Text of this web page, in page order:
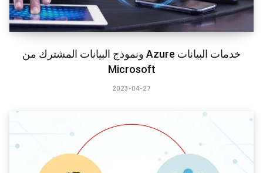
خدمات البيانات Azure ونموذج البيانات المشترك من
Microsoft
2023-04-27